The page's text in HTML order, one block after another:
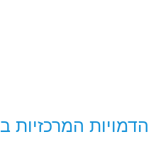
הדמויות המרכזיות